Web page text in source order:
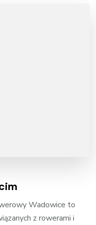
Wadowice to
z rowerami i